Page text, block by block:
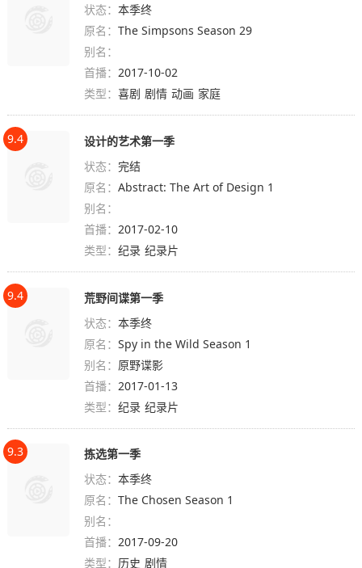
状态：本季终
原名：The Simpsons Season 29
别名：
首播：2017-10-02
类型：喜剧 剧情 动画 家庭
9.4
设计的艺术第一季
状态：完结
原名：Abstract: The Art of Design 1
别名：
首播： 2017-02-10
类型：纪录 纪录片
9.4
荒野间谍第一季
状态：本季终
原名：Spy in the Wild Season 1
别名： 原野谍影
首播： 2017-01-13
类型：纪录 纪录片
9.3
拣选第一季
状态：本季终
原名：The Chosen Season 1
别名：
首播：2017-09-20
类型： 历史 剧情